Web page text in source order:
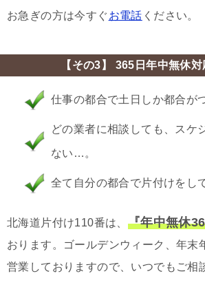
お急ぎの方は今すぐお電話 ください。
【その3】 365日年中無休対
仕事の都合で土日しか都合が
どの業者に相談しても、スケ
ない…。
全て自分の都合で片付けをし
北海道片付け110番は、 『年中無休
おります。ゴールデンウィーク、年末
営業しておりますので、いつでもご相